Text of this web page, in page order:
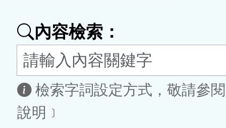
按
鈕
區
內容檢索：
檢索字詞設定方式，敬請參
說明﹞